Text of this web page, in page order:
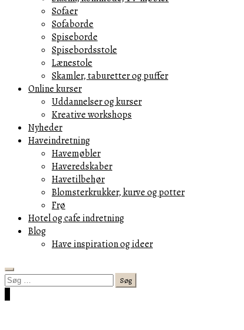
Sofaer
Sofaborde
Spiseborde
Spisebordsstole
Lænestole
Skamler, taburetter og puffer
Online kurser
Uddannelser og kurser
Kreative workshops
Nyheder
Haveindretning
Havemøbler
Haveredskaber
Havetilbehør
Blomsterkrukker, kurve og potter
Frø
Hotel og cafe indretning
Blog
Have inspiration og ideer
Search
Søg
efter: